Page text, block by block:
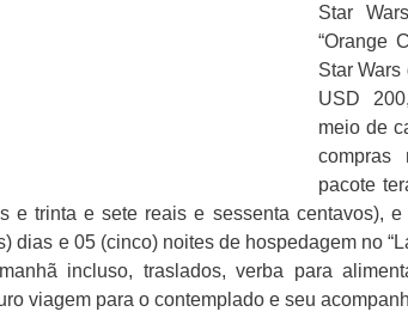
Star
“Orange
Star
USD
meio de
compras
pacote
e trinta e sete reais e sessenta centavos),
dias e 05 (cinco) noites de hospedagem no
incluso, traslados, verba para
viagem para o contemplado e seu